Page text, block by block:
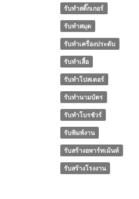
รับทำสติ๊กเกอร์
รับทำสมุด
รับทำเครื่องประดับ
รับทำเสื้อ
รับทำโปสเตอร์
รับทํานามบัตร
รับทําโบรชัวร์
รับพิมพ์งาน
รับสร้างอพาร์ทเม้นท์
รับสร้างโรงงาน